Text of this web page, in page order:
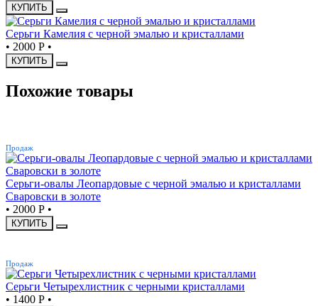
КУПИТЬ
Серьги Камелия с черной эмалью и кристаллами
• 2000 Р •
КУПИТЬ
Похожие товары
Продаж
Серьги-овалы Леопардовые с черной эмалью и кристаллами
Сваровски в золоте
• 2000 Р •
КУПИТЬ
Продаж
Серьги Четырехлистник с черными кристаллами
• 1400 Р •